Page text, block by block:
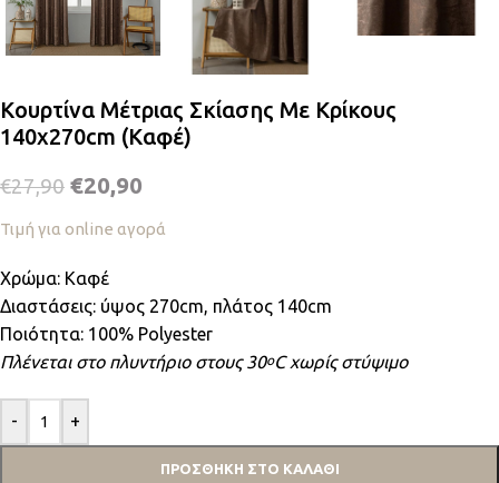
Κουρτίνα Μέτριας Σκίασης Με Κρίκους
140x270cm (Καφέ)
€27,90 €20,90
Τιμή για online αγορά
Χρώμα: Καφέ
Διαστάσεις: ύψος 270cm, πλάτος 140cm
Ποιότητα: 100% Polyester
Πλένεται στο πλυντήριο στους 30οC χωρίς στύψιμο
- +
ΠΡΟΣΘΉΚΗ ΣΤΟ ΚΑΛΆΘΙ